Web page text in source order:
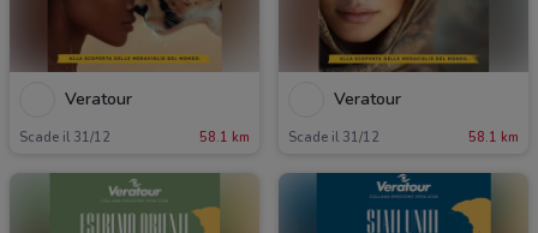
Veratour
Scade il 31/12 58.1 km
Veratour
Scade il 31/12 58.1 km